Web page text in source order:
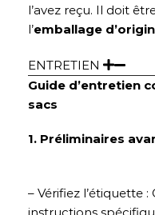
l’avez reçu. Il doit
l’emballage
ENTRETIEN
Guide d’entretien
sacs
1. Préliminaires
– Vérifiez l’étiquette